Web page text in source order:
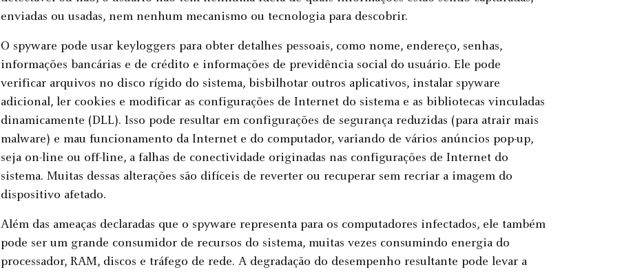
enviadas ou usadas, nem nenhum mecanismo ou tecnologia para descobrir.
O spyware pode usar keyloggers para obter detalhes pessoais, como nome, endereço, senhas,
informações bancárias e de crédito e informações de previdência social do usuário. Ele pode
verificar arquivos no disco rígido do sistema, bisbilhotar outros aplicativos, instalar spyware
adicional, ler cookies e modificar as configurações de Internet do sistema e as bibliotecas vinculadas
dinamicamente (DLL). Isso pode resultar em configurações de segurança reduzidas (para atrair mais
malware) e mau funcionamento da Internet e do computador, variando de vários anúncios pop-up,
seja on-line ou off-line, a falhas de conectividade originadas nas configurações de Internet do
sistema. Muitas dessas alterações são difíceis de reverter ou recuperar sem recriar a imagem do
dispositivo afetado.
Além das ameaças declaradas que o spyware representa para os computadores infectados, ele também
pode ser um grande consumidor de recursos do sistema, muitas vezes consumindo energia do
processador, RAM, discos e tráfego de rede. A degradação do desempenho resultante pode levar a